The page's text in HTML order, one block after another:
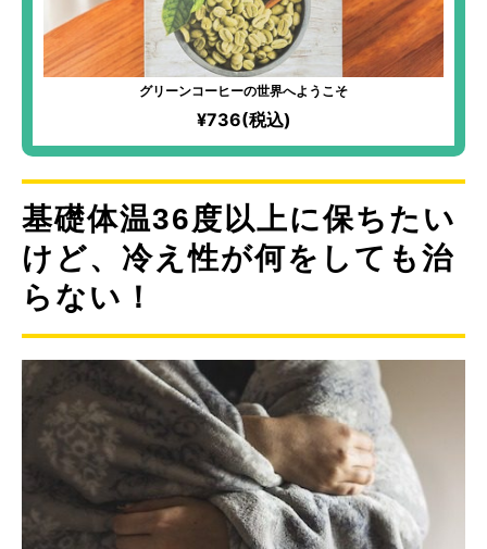
グリーンコーヒーの世界へようこそ
¥736(税込)
基礎体温36度以上に保ちたい
けど、冷え性が何をしても治
らない！